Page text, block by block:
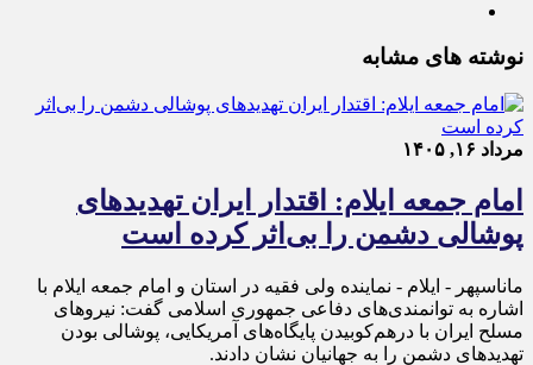
نوشته های مشابه
مرداد ۱۶, ۱۴۰۵
امام جمعه ایلام: اقتدار ایران تهدیدهای
پوشالی دشمن را بی‌اثر کرده است
ماناسپهر - ایلام - نماینده ولی فقیه در استان و امام جمعه ایلام با
اشاره به توانمندی‌های دفاعی جمهوری اسلامی گفت: نیروهای
مسلح ایران با درهم‌کوبیدن پایگاه‌های آمریکایی، پوشالی بودن
تهدیدهای دشمن را به جهانیان نشان دادند.